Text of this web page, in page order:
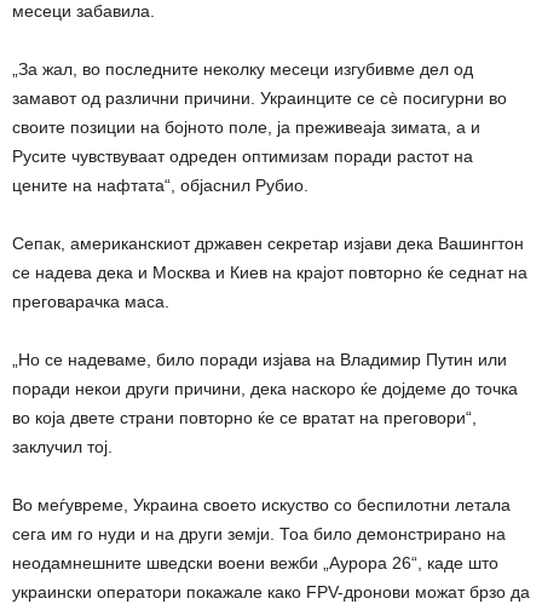
месеци забавила.
„За жал, во последните неколку месеци изгубивме дел од
замавот од различни причини. Украинците се сè посигурни во
своите позиции на бојното поле, ја преживеаја зимата, а и
Русите чувствуваат одреден оптимизам поради растот на
цените на нафтата“, објаснил Рубио.
Сепак, американскиот државен секретар изјави дека Вашингтон
се надева дека и Москва и Киев на крајот повторно ќе седнат на
преговарачка маса.
„Но се надеваме, било поради изјава на Владимир Путин или
поради некои други причини, дека наскоро ќе дојдеме до точка
во која двете страни повторно ќе се вратат на преговори“,
заклучил тој.
Во меѓувреме, Украина своето искуство со беспилотни летала
сега им го нуди и на други земји. Тоа било демонстрирано на
неодамнешните шведски воени вежби „Аурора 26“, каде што
украински оператори покажале како FPV-дронови можат брзо да